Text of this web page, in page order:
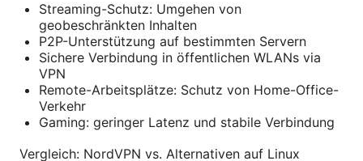
Streaming-Schutz: Umgehen von
geobeschränkten Inhalten
P2P-Unterstützung auf bestimmten Servern
Sichere Verbindung in öffentlichen WLANs via
VPN
Remote-Arbeitsplätze: Schutz von Home-Office-
Verkehr
Gaming: geringer Latenz und stabile Verbindung
Vergleich: NordVPN vs. Alternativen auf Linux